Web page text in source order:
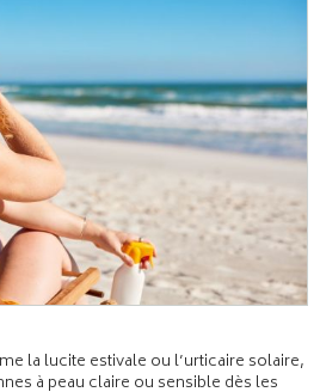
la lucite estivale ou l’urticaire solaire,
à peau claire ou sensible dès les